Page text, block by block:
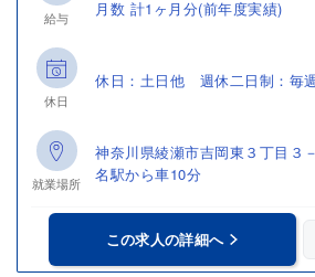
給与
月数 計1ヶ月分(前年度実績)
休日
休日：土日他 週休二日制：毎
就業場所
神奈川県綾瀬市吉岡東３丁目
名駅から車10分
この求人の詳細へ